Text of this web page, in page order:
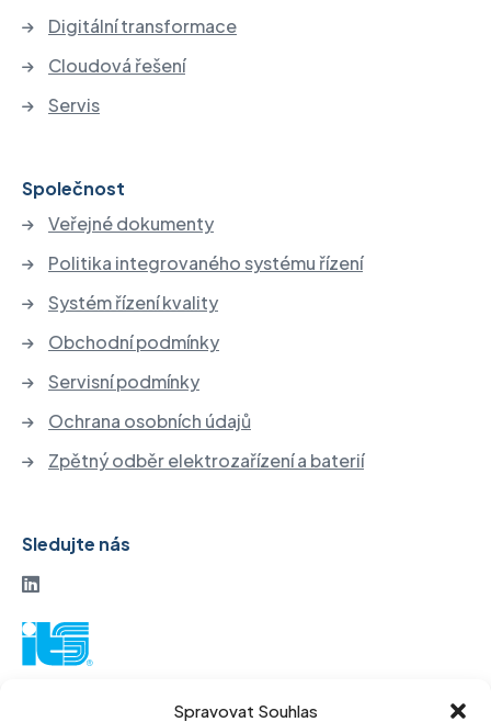
Spravovat Souhlas
Digitální transformace
Cloudová řešení
Servis
Společnost
Veřejné dokumenty
Politika integrovaného systému řízení
Systém řízení kvality
Obchodní podmínky
Servisní podmínky
Ochrana osobních údajů
Zpětný odběr elektrozařízení a baterií
Sledujte nás